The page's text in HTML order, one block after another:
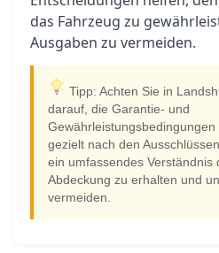
das Fahrzeug zu
Ausgaben zu vermeiden.
Tipp: Achten Sie in
darauf, die Garantie- und
gezielt nach den
ein umfassendes Verständnis
Abdeckung zu erhalten und
vermeiden.